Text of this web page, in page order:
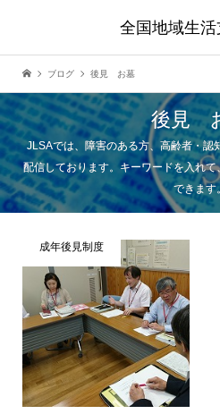
全国地域生
ブログ 後見 お墓
後見
JLSAでは、障害のある方、高齢者・認
配信しております。キーワードを入れ
できます
成年後見制度